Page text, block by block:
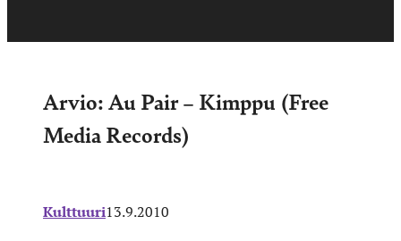
Arvio: Au Pair – Kimppu (Free
Media Records)
Kulttuuri13.9.2010